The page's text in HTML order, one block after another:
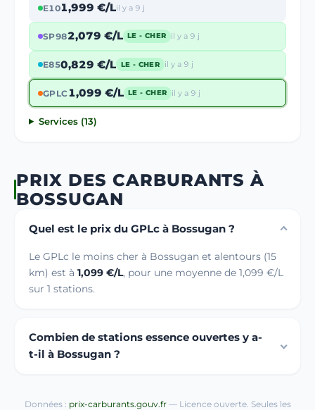
E101,999 €/Lil y a 9 j
SP982,079 €/L LE - CHER il y a 9 j
E850,829 €/L LE - CHER il y a 9 j
GPLC1,099 €/L LE - CHER il y a 9 j
Services (13)
PRIX DES CARBURANTS À
BOSSUGAN
Quel est le prix du GPLc à Bossugan ?
Le GPLc le moins cher à Bossugan et alentours (15
km) est à 1,099 €/L, pour une moyenne de 1,099 €/L
sur 1 stations.
Combien de stations essence ouvertes y a-
t-il à Bossugan ?
Données : prix-carburants.gouv.fr— Licence ouverte. Seules les